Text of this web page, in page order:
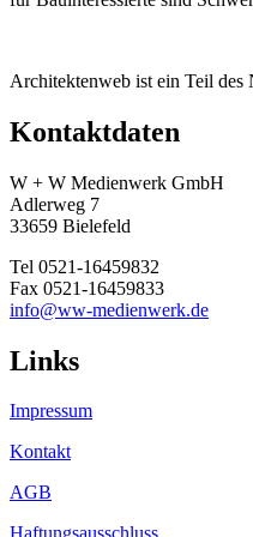
Architektenweb ist ein Teil
Kontaktdaten
W + W Medienwerk GmbH
Adlerweg 7
33659 Bielefeld
Tel 0521-16459832
Fax 0521-16459833
info@ww-medienwerk.de
Links
Impressum
Kontakt
AGB